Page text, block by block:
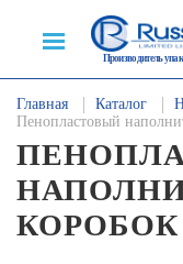
Производитель
Главная Каталог
Пенопластовый
КОРОБОК